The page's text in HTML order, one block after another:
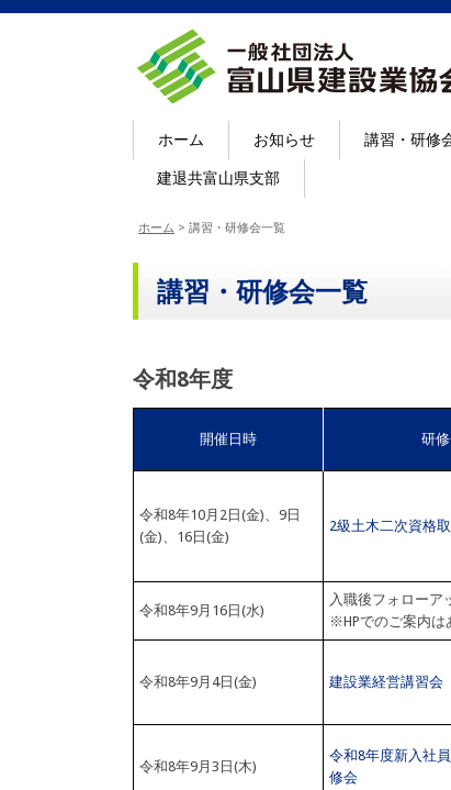
ホーム お知らせ 講習・研修
建退共富山県支部
ホーム > 講習・研修会一覧
講習・研修会一覧
令和8年度
開催日時 研
令和8年10月2日(金)、9日
(金)、16日(金)
2級土木二次資格
令和8年9月16日(水)
入職後フォローア
※HPでのご案内は
令和8年9月4日(金) 建設業経営講習会
令和8年9月3日(木)
令和8年度新入社
修会